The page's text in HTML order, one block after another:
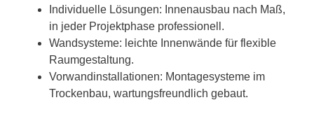
Individuelle Lösungen: Innenausbau nach Maß,
in jeder Projektphase professionell.
Wandsysteme: leichte Innenwände für flexible
Raumgestaltung.
Vorwandinstallationen: Montagesysteme im
Trockenbau, wartungsfreundlich gebaut.